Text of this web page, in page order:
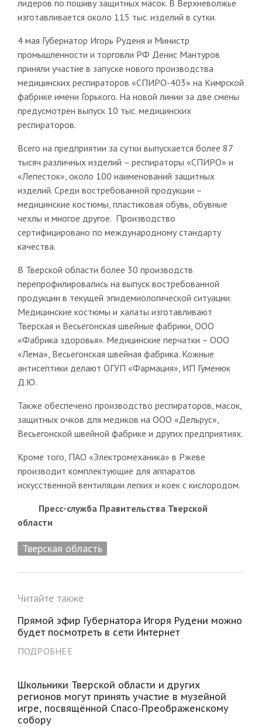
лидеров по пошиву защитных масок. В Верхневолжье
изготавливается около 115 тыс. изделий в сутки.
4 мая Губернатор Игорь Руденя и Министр
промышленности и торговли РФ Денис Мантуров
приняли участие в запуске нового производства
медицинских респираторов «СПИРО-403» на Кимрской
фабрике имени Горького. На новой линии за две смены
предусмотрен выпуск 10 тыс. медицинских
респираторов.
Всего на предприятии за сутки выпускается более 87
тысяч различных изделий – респираторы «СПИРО» и
«Лепесток», около 100 наименований защитных
изделий. Среди востребованной продукции –
медицинские костюмы, пластиковая обувь, обувные
чехлы и многое другое. Производство
сертифицировано по международному стандарту
качества.
В Тверской области более 30 производств
перепрофилировались на выпуск востребованной
продукции в текущей эпидемиологической ситуации.
Медицинские костюмы и халаты изготавливают
Тверская и Весьегонская швейные фабрики, ООО
«Фабрика здоровья». Медицинские перчатки – ООО
«Лема», Весьегонская швейная фабрика. Кожные
антисептики делают ОГУП «Фармация», ИП Гуменюк
Д.Ю.
Также обеспечено производство респираторов, масок,
защитных очков для медиков на ООО «Дельрус»,
Весьегонской швейной фабрике и других предприятиях.
Кроме того, ПАО «Электромеханика» в Ржеве
производит комплектующие для аппаратов
искусственной вентиляции легких и коек с кислородом.
Пресс-служба Правительства Тверской
области
Тверская область
Читайте также
Прямой эфир Губернатора Игоря Рудени можно
будет посмотреть в сети Интернет
ПОДРОБНЕЕ
Школьники Тверской области и других
регионов могут принять участие в музейной
игре, посвящённой Спасо-Преображенскому
собору